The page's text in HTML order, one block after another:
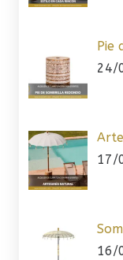
Pie
24/
17/
16/